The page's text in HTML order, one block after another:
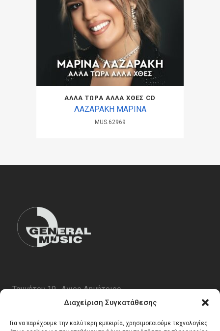
Διαχείριση Συγκατάθεσης
Για να παρέχουμε την καλύτερη εμπειρία, χρησιμοποιούμε τεχνολογίες
ΑΛΛΑ ΤΩΡΑ ΑΛΛΑ ΧΘΕΣ CD
ΛΑΖΑΡΑΚΗ ΜΑΡΙΝΑ
MUS.62969
Ταυγέτου 19 , Αγιος Δημήτριος
email:info@generalmusic.gr